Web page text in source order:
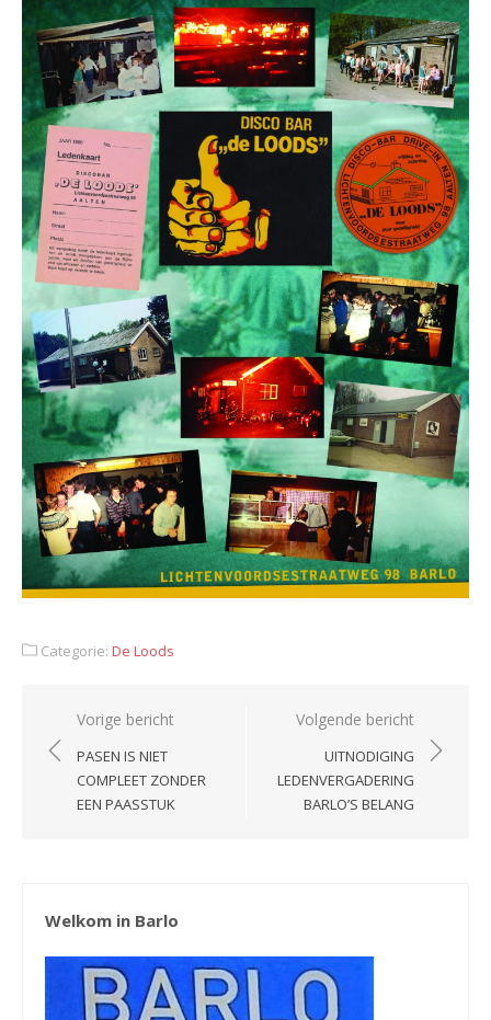
Categorie: De Loods
Bericht
navigatie
Vorige bericht
PASEN IS NIET
COMPLEET ZONDER
EEN PAASSTUK
Volgende bericht
UITNODIGING
LEDENVERGADERING
BARLO’S BELANG
Welkom in Barlo